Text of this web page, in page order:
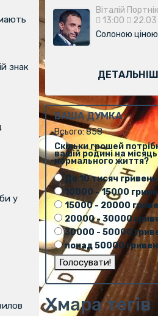
знак
у
Віталій
13:00
22.03
Солоною ціною
ВАША ДУМКА
Всього: 858
Скільки грошей
вашій родині на
нормального життя?
До 10 тисяч
10000 - 15000
15000 - 20000
20000 - 30000
30000 - 50000
понад 50000
Хмара тегів